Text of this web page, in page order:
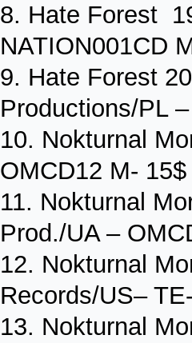
8. Hate Forest
NATION001CD
9. Hate Forest
Productions/PL
10. Nokturnal
OMCD12 M- 15$
11. Nokturnal
Prod./UA –
12. Nokturnal
Records/US–
13. Nokturnal